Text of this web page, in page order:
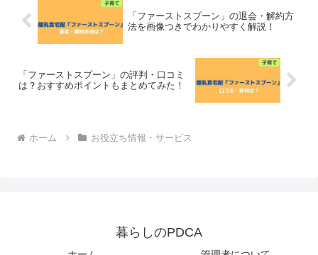
「ファーストスプーン」の退会・解約方
法を画像つきでわかりやすく解説！
「ファーストスプーン」の評判・口コミ
は？おすすめポイントもまとめてみた！
ホーム お役立ち情報・サービス
暮らしのPDCA